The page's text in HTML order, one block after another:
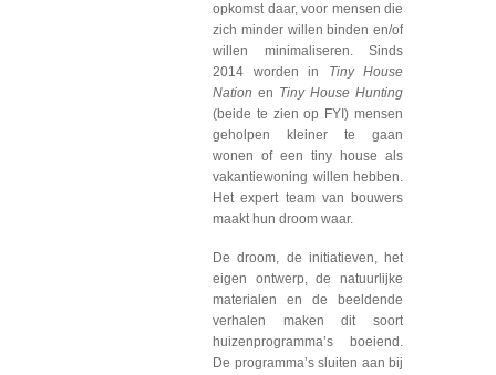
opkomst daar, voor mensen die
zich minder willen binden en/of
willen minimaliseren. Sinds
2014 worden in
Tiny House
Nation en Tiny House Hunting
(beide te zien op FYI) mensen
geholpen kleiner te gaan
wonen of een tiny house als
vakantiewoning willen hebben.
Het expert team van bouwers
maakt hun droom waar.
De droom, de initiatieven, het
eigen ontwerp, de natuurlijke
materialen en de beeldende
verhalen maken dit soort
huizenprogramma’s boeiend.
De programma’s sluiten aan bij